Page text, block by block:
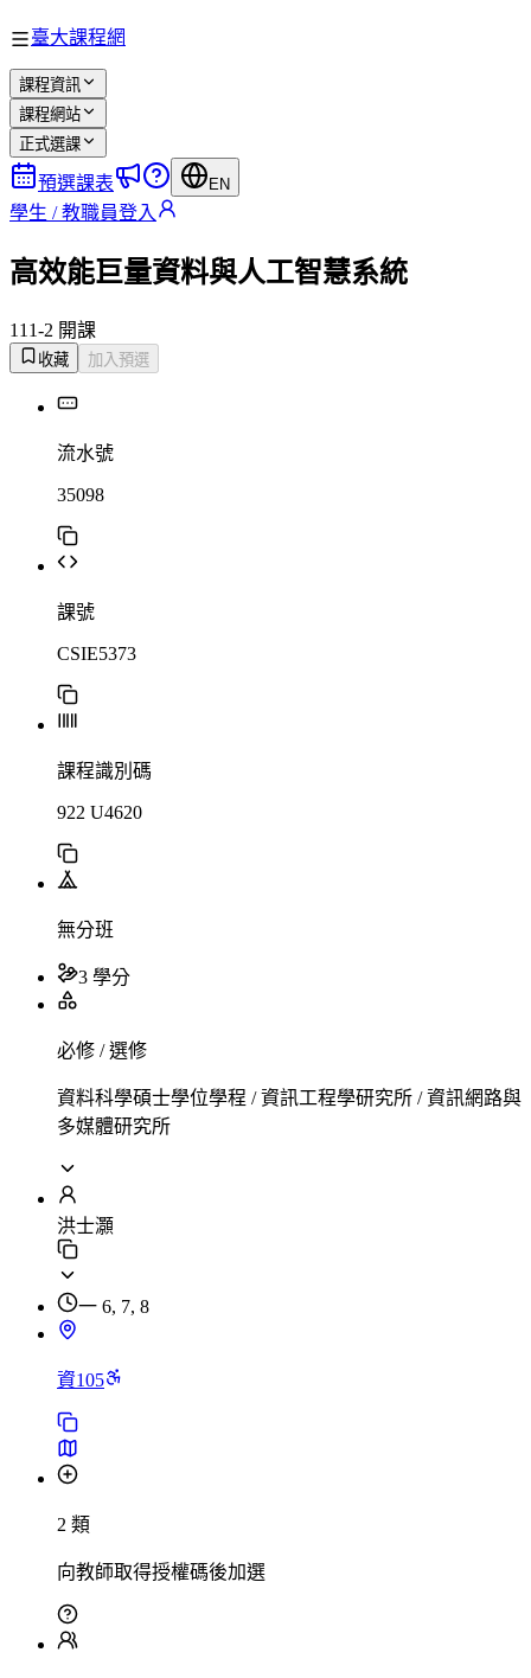
臺大課程網
課程資訊
課程網站
正式選課
預選課表 EN
學生 / 教職員登入
高效能巨量資料與人工智慧系統
111-2 開課
收藏 加入預選
流水號
35098
課號
CSIE5373
課程識別碼
922 U4620
無分班
3 學分
必修 / 選修
資料科學碩士學位學程 / 資訊工程學研究所 / 資訊網路與
多媒體研究所
洪士灝
一 6, 7, 8
資105
2 類
向教師取得授權碼後加選